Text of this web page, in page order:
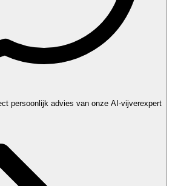
persoonlijk advies van onze AI-vijverexpert